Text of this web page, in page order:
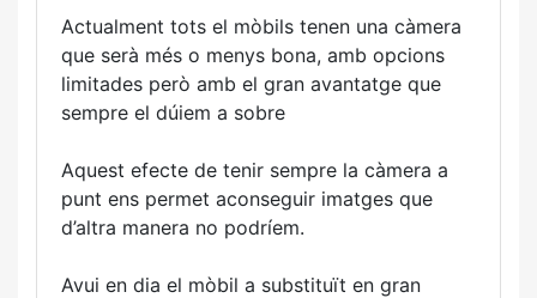
Actualment tots el mòbils tenen una càmera
que serà més o menys bona, amb opcions
limitades però amb el gran avantatge que
sempre el dúiem a sobre
Aquest efecte de tenir sempre la càmera a
punt ens permet aconseguir imatges que
d’altra manera no podríem.
Avui en dia el mòbil a substituït en gran